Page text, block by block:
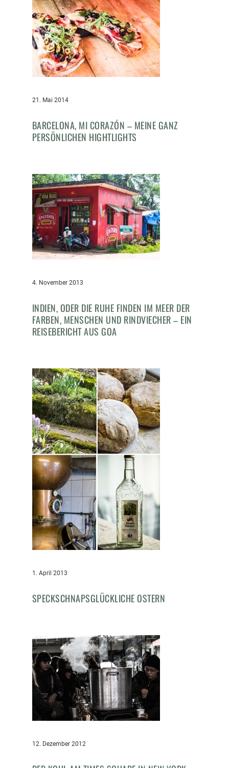
21. Mai 2014
BARCELONA, MI CORAZÓN – MEINE GANZ
PERSÖNLICHEN HIGHTLIGHTS
4. November 2013
INDIEN, ODER DIE RUHE FINDEN IM MEER DER
FARBEN, MENSCHEN UND RINDVIECHER – EIN
REISEBERICHT AUS GOA
1. April 2013
SPECKSCHNAPSGLÜCKLICHE OSTERN
12. Dezember 2012